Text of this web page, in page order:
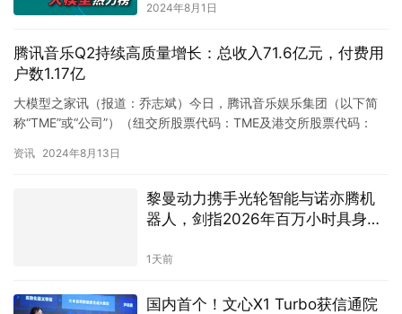
2024年8月1日
腾讯音乐Q2持续高质量增长：总收入71.6亿元，付费用
户数1.17亿
大模型之家讯（报道：乔志斌）今日，腾讯音乐娱乐集团（以下简
称“TME”或“公司”）（纽交所股票代码：TME及港交所股票代码：
资讯 2024年8月13日
黎曼动力携手光轮智能与诺亦腾机
器人，剑指2026年百万小时具身智
1天前
国内首个！文心X1 Turbo获信通院